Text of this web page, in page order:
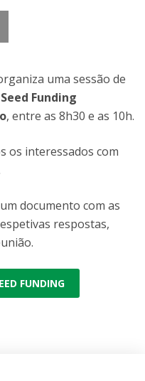
uma sessão de
Seed Funding
, entre as 8h30 e as 10h.
os interessados com
documento com as
respostas,
FUNDING